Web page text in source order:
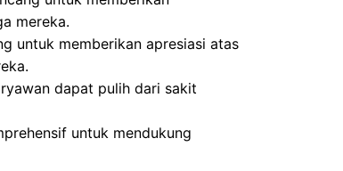
mereka.
untuk memberikan apresiasi atas
dapat pulih dari sakit
untuk mendukung